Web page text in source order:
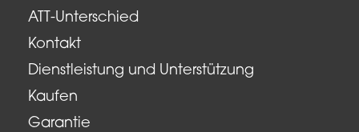
ATT-Unterschied
Kontakt
Dienstleistung und Unterstützung
Kaufen
Garantie